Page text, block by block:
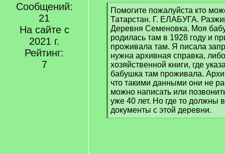
Сообщений:
21
На сайте с
2021 г.
Рейтинг:
7
[
q
]
Помогите пожалуйста кто
Татарстан. Г. ЕЛАБУГА.
Деревня Семеновка. Моя
родилась там в 1928 году и
проживала там. Я писала
нужна архивная справка,
хозяйственной книги, где
бабушка там проживала.
что такими данными они не
можно написать или
уже 40 лет. Но где то должны
документы с этой деревни.
[